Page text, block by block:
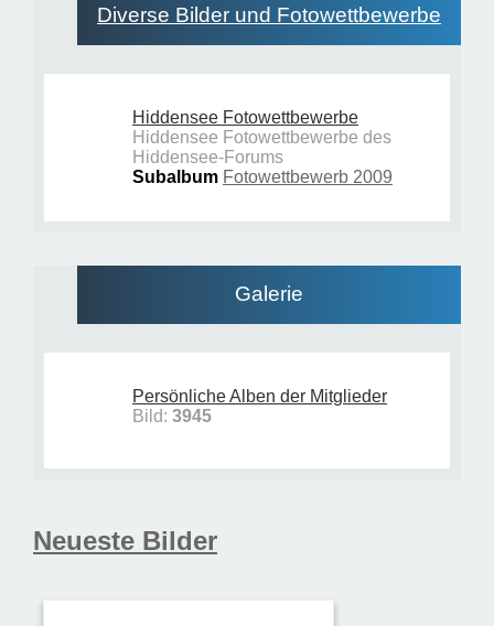
Diverse Bilder und Fotowettbewerbe
Hiddensee Fotowettbewerbe
Hiddensee Fotowettbewerbe des
Hiddensee-Forums
Subalbum Fotowettbewerb 2009
Galerie
Persönliche Alben der Mitglieder
Bild: 3945
Neueste Bilder